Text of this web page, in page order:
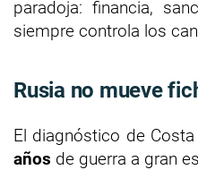
paradoja: financia,
siempre controla los
Rusia no mueve
El diagnóstico de
años de guerra a gran